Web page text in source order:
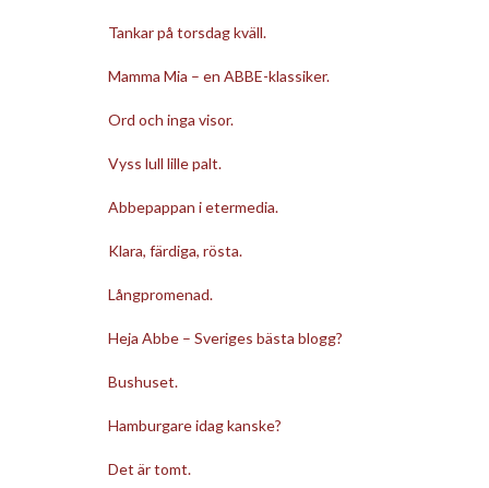
Tankar på torsdag kväll.
Mamma Mia – en ABBE-klassiker.
Ord och inga visor.
Vyss lull lille palt.
Abbepappan i etermedia.
Klara, färdiga, rösta.
Långpromenad.
Heja Abbe – Sveriges bästa blogg?
Bushuset.
Hamburgare idag kanske?
Det är tomt.